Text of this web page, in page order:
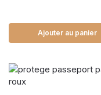
Ajouter au panier